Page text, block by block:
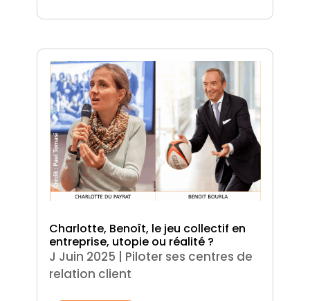
Charlotte, Benoît, le jeu collectif en
entreprise, utopie ou réalité ?
J Juin 2025 | Piloter ses centres de
relation client